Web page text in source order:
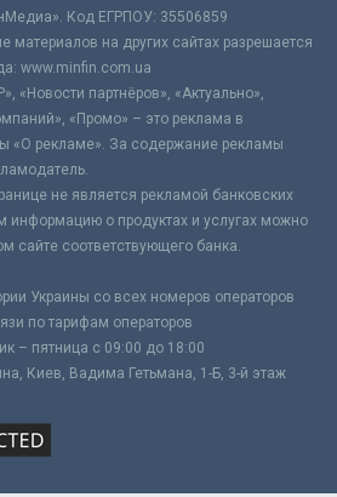
Код ЕГРПОУ: 35506859
материалов на других сайтах разрешается
www.minfin.com.ua
«Новости партнёров», «Актуально»,
«Промо» – это реклама в
«О рекламе». За содержание рекламы
не является рекламой банковских
информацию о продуктах и услугах можно
сайте соответствующего банка.
Украины со всех номеров операторов
по тарифам операторов
– пятница с 09:00 до 18:00
Киев, Вадима Гетьмана, 1-Б, 3-й этаж